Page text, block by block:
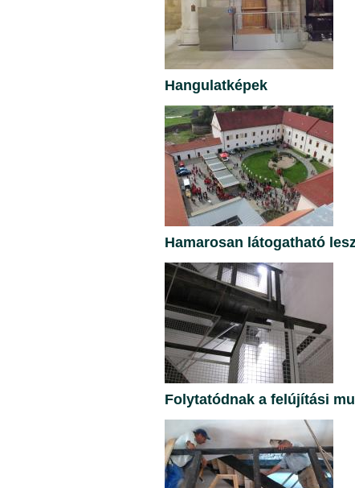
Hangulatképek
Hamarosan látogatható
Folytatódnak a felújítási